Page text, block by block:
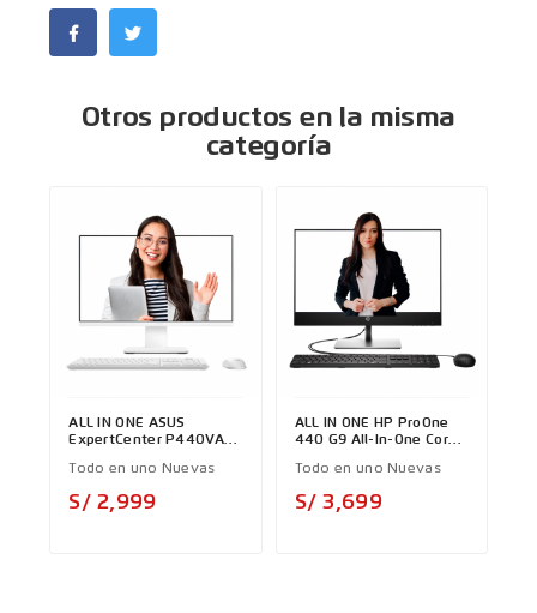
Otros productos en la misma
categoría
ALL IN ONE ASUS
ExpertCenter P440VAK
Todo en uno Nuevas
S/ 2,999
ALL IN ONE HP ProOne
440 G9 All-In-One Core
Todo en uno Nuevas
S/ 3,699